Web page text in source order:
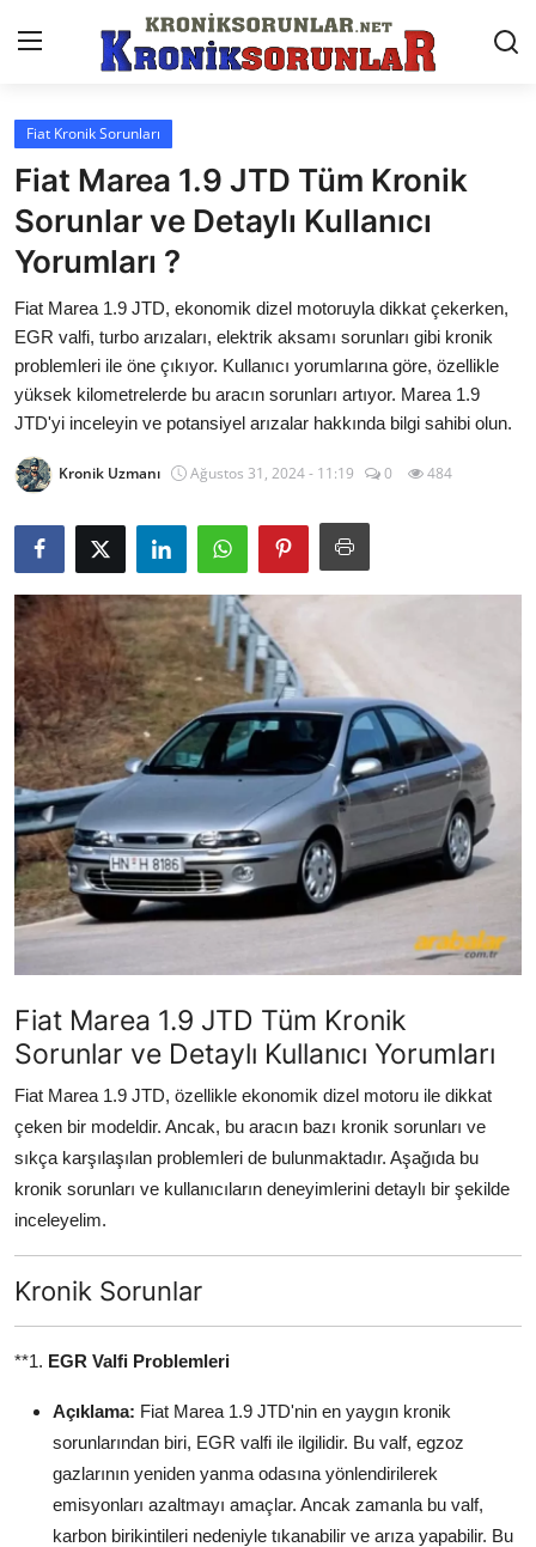
Anasayfa
Markalar
İletişim
Trafik & Cezalar
Sigorta & Kasko
Vergi & ÖTV & MTV
Muayene & Ruhsat
Sorgulamalar
İkinci El & Alım-Satım
Bakım & Arıza Çözümleri
Elektrikli & Hibrit
Kiralama & Filo
Sürüş & Güvenlik
Lastik & Jant
Yağlar & Sıvılar
LPG & Yakıt
Klima & Konfor
Aydınlatma & Görüş
Şanzıman & Aktarma
Multimedya & Elektronik
Fiat Kronik Sorunları
Fiat Marea 1.9 JTD Tüm Kronik
Sorunlar ve Detaylı Kullanıcı
Yorumları ?
Fiat Marea 1.9 JTD, ekonomik dizel motoruyla dikkat çekerken,
EGR valfi, turbo arızaları, elektrik aksamı sorunları gibi kronik
problemleri ile öne çıkıyor. Kullanıcı yorumlarına göre, özellikle
yüksek kilometrelerde bu aracın sorunları artıyor. Marea 1.9
JTD'yi inceleyin ve potansiyel arızalar hakkında bilgi sahibi olun.
Kronik Uzmanı Ağustos 31, 2024 - 11:19 0 484
Fiat Marea 1.9 JTD Tüm Kronik
Sorunlar ve Detaylı Kullanıcı Yorumları
Fiat Marea 1.9 JTD, özellikle ekonomik dizel motoru ile dikkat
çeken bir modeldir. Ancak, bu aracın bazı kronik sorunları ve
sıkça karşılaşılan problemleri de bulunmaktadır. Aşağıda bu
kronik sorunları ve kullanıcıların deneyimlerini detaylı bir şekilde
inceleyelim.
Kronik Sorunlar
**1. EGR Valfi Problemleri
Açıklama: Fiat Marea 1.9 JTD'nin en yaygın kronik
sorunlarından biri, EGR valfi ile ilgilidir. Bu valf, egzoz
gazlarının yeniden yanma odasına yönlendirilerek
emisyonları azaltmayı amaçlar. Ancak zamanla bu valf,
karbon birikintileri nedeniyle tıkanabilir ve arıza yapabilir. Bu